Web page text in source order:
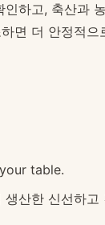
인하고, 축산과
면 더 안정적으
table.
생산한 신선하고